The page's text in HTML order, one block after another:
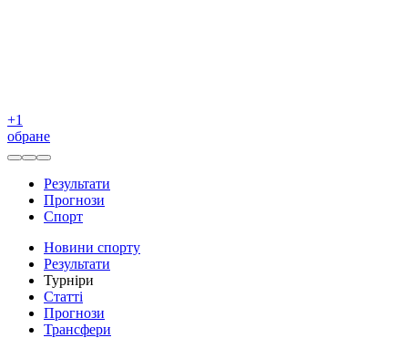
+1
обране
Результати
Прогнози
Спорт
Новини спорту
Результати
Турніри
Статті
Прогнози
Трансфери